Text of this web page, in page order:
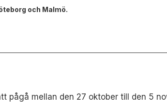
och Malmö.
pågå mellan den 27 oktober till den 5